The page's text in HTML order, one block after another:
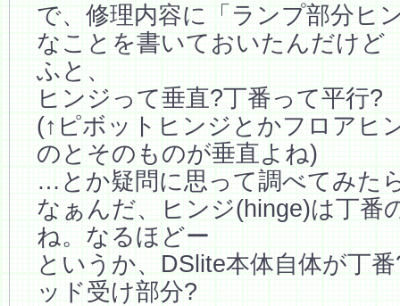
で、修理内容に「ランプ部分ヒ
なことを書いておいたんだけど
ふと、
ヒンジって垂直?丁番って平行?
(↑ピボットヒンジとかフロアヒ
のとそのものが垂直よね)
…とか疑問に思って調べてみた
なぁんだ、ヒンジ(hinge)は丁番
ね。なるほどー
というか、DSlite本体自体が丁
ッド受け部分?